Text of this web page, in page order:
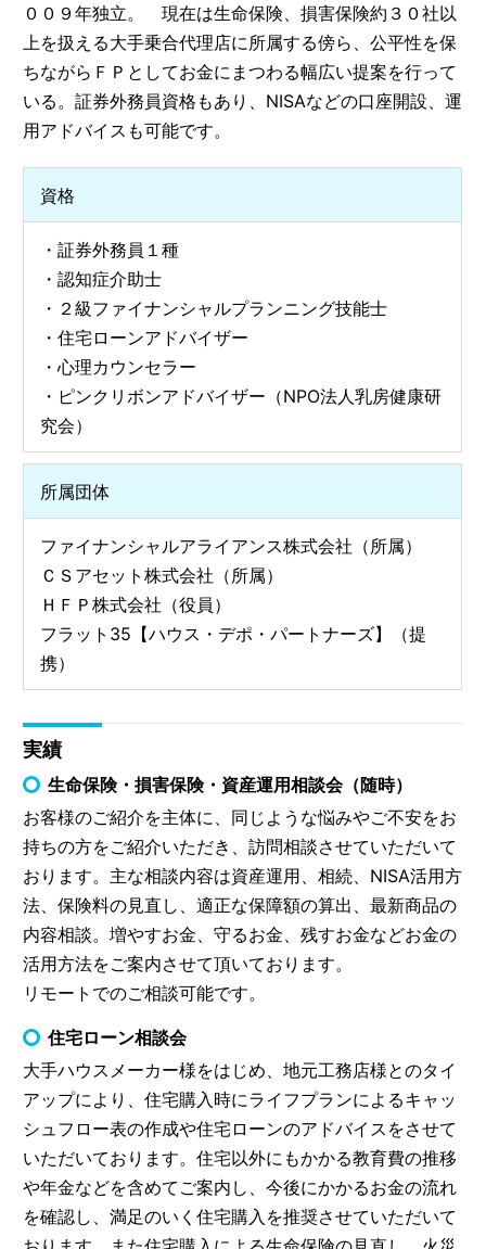
００９年独立。 現在は生命保険、損害保険約３０社以
上を扱える大手乗合代理店に所属する傍ら、公平性を保
ちながらＦＰとしてお金にまつわる幅広い提案を行って
いる。証券外務員資格もあり、NISAなどの口座開設、運
用アドバイスも可能です。
資格
・証券外務員１種
・認知症介助士
・２級ファイナンシャルプランニング技能士
・住宅ローンアドバイザー
・心理カウンセラー
・ピンクリボンアドバイザー（NPO法人乳房健康研
究会）
所属団体
ファイナンシャルアライアンス株式会社（所属）
ＣＳアセット株式会社（所属）
ＨＦＰ株式会社（役員）
フラット35【ハウス・デポ・パートナーズ】（提
携）
実績
生命保険・損害保険・資産運用相談会（随時）
お客様のご紹介を主体に、同じような悩みやご不安をお
持ちの方をご紹介いただき、訪問相談させていただいて
おります。主な相談内容は資産運用、相続、NISA活用方
法、保険料の見直し、適正な保障額の算出、最新商品の
内容相談。増やすお金、守るお金、残すお金などお金の
活用方法をご案内させて頂いております。
リモートでのご相談可能です。
住宅ローン相談会
大手ハウスメーカー様をはじめ、地元工務店様とのタイ
アップにより、住宅購入時にライフプランによるキャッ
シュフロー表の作成や住宅ローンのアドバイスをさせて
いただいております。住宅以外にもかかる教育費の推移
や年金などを含めてご案内し、今後にかかるお金の流れ
を確認し、満足のいく住宅購入を推奨させていただいて